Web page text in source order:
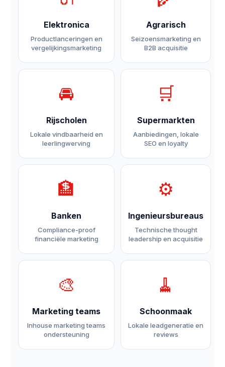
Elektronica
Productlanceringen en
vergelijkingsmarketing
Agrarisch
Seizoensmarketing en
B2B acquisitie
🚘
Rijscholen
Lokale vindbaarheid en
leerlingwerving
🛒
Supermarkten
Aanbiedingen, lokale
SEO en loyalty
🏦
Banken
Compliance-proof
financiële marketing
⚙️
Ingenieursbureaus
Technische thought
leadership en acquisitie
🎨
Marketing teams
Inhouse marketing teams
ondersteuning
🧹
Schoonmaak
Lokale leadgeneratie en
reviews